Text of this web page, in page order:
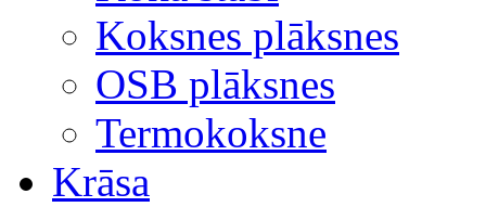
Koksnes plāksnes
OSB plāksnes
Termokoksne
Krāsa